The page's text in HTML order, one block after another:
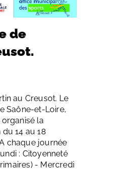
de
au Creusot. Le
Saône-et-Loire,
la
14 au 18
chaque journée
: Citoyenneté
- Mercredi